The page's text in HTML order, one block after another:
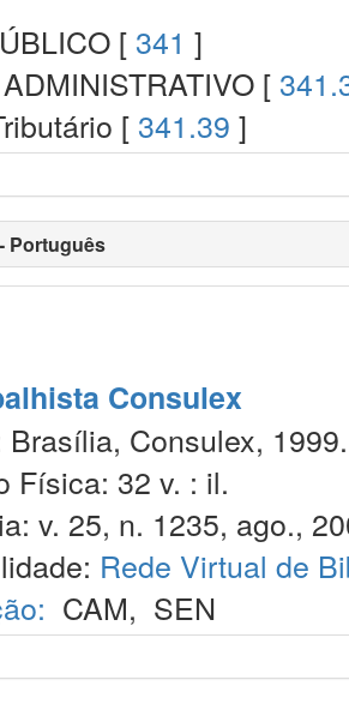
[ 341 ]
[
[ 341.39 ]
Português
Consulex
Consulex, 1999.
Física: 32 v. : il.
v. 25, n. 1235, ago.,
Rede Virtual de
CAM, SEN